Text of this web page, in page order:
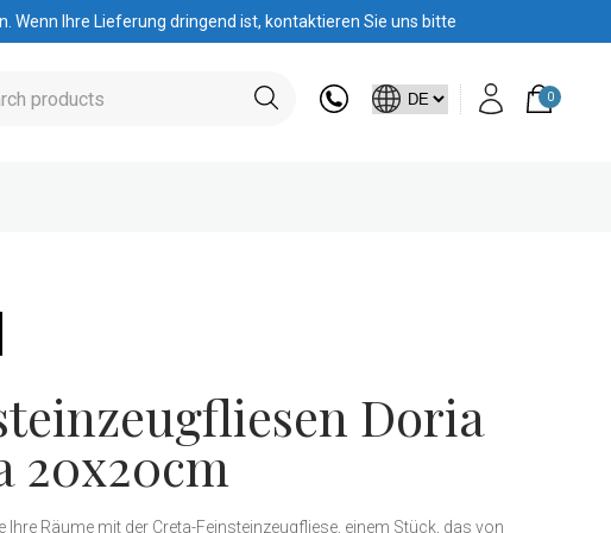
Ihre Lieferung dringend ist, kontaktieren Sie uns bitte
0
Doria
20x20cm
Ihre Räume mit der Creta-Feinsteinzeugfliese, einem Stück, das von